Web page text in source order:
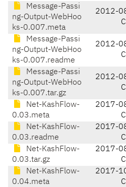
Message-Passi
ng-Output-WebHoo
ks-0.007.meta
2012-
Message-Passi
ng-Output-WebHoo
ks-0.007.readme
2012-
Message-Passi
ng-Output-WebHoo
ks-0.007.tar.gz
2012-
Net-KashFlow-
0.03.meta
2017-
Net-KashFlow-
0.03.readme
2017-
Net-KashFlow-
0.03.tar.gz
2017-
Net-KashFlow-
0.04.meta
2017-